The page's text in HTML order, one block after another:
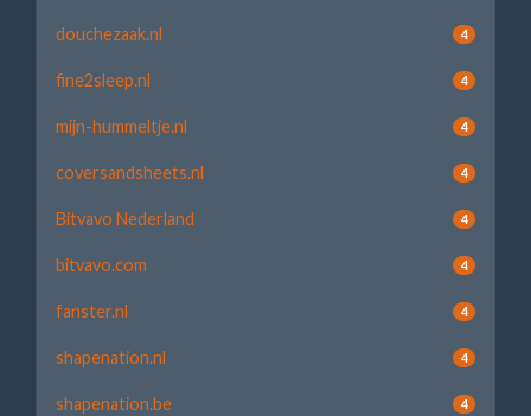
douchezaak.nl 4
fine2sleep.nl 4
mijn-hummeltje.nl 4
coversandsheets.nl 4
Bitvavo Nederland 4
bitvavo.com 4
fanster.nl 4
shapenation.nl 4
shapenation.be 4